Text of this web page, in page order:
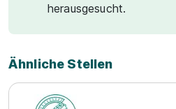
herausgesucht.
Ähnliche Stellen